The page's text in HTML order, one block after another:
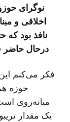
نوگرای
اخلاقی و
نافذ بود که
درحال حاضر
فکر می‌کنم
حوزه
میانه‌روی
یک مقدار